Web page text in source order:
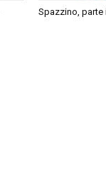
Spazzino, parte